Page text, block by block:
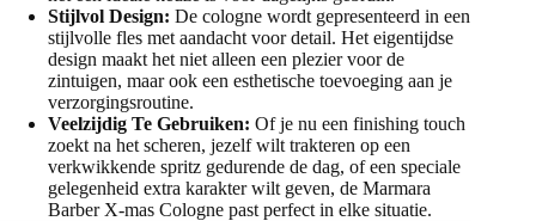
Stijlvol Design: De cologne wordt gepresenteerd in een
stijlvolle fles met aandacht voor detail. Het eigentijdse
design maakt het niet alleen een plezier voor de
zintuigen, maar ook een esthetische toevoeging aan je
verzorgingsroutine.
Veelzijdig Te Gebruiken: Of je nu een finishing touch
zoekt na het scheren, jezelf wilt trakteren op een
verkwikkende spritz gedurende de dag, of een speciale
gelegenheid extra karakter wilt geven, de Marmara
Barber X-mas Cologne past perfect in elke situatie.